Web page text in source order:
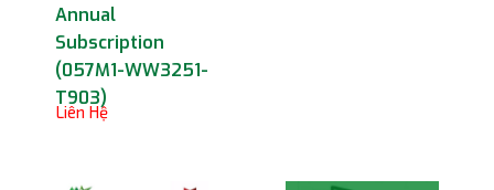
Annual
Subscription
(057M1-WW3251-
T903)
Liên Hệ